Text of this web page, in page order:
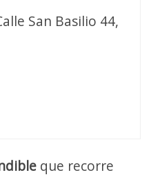
San Basilio 44,
que recorre